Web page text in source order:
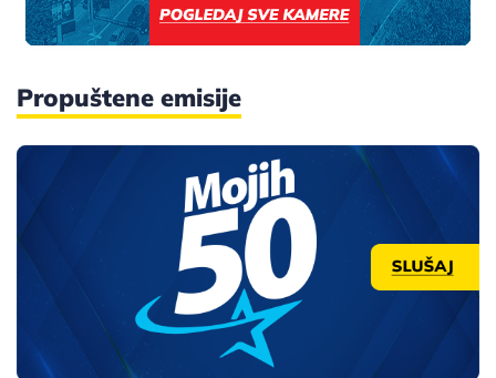
Propuštene emisije